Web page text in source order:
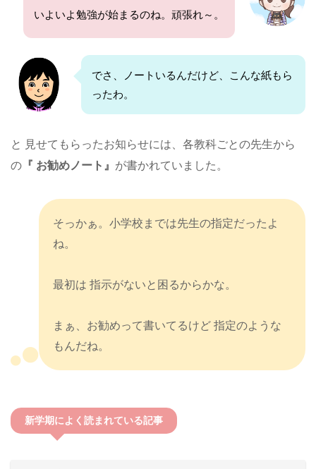
いよいよ勉強が始まるのね。頑張れ～。
でさ、ノートいるんだけど、こんな紙もら
ったわ。
と 見せてもらったお知らせには、各教科ごとの先生から
の 『 お勧めノート』 が書かれていました。
そっかぁ。小学校までは先生の指定だったよ
ね。
最初は 指示がないと困るからかな。
まぁ、お勧めって書いてるけど 指定のような
もんだね。
新学期によく読まれている記事